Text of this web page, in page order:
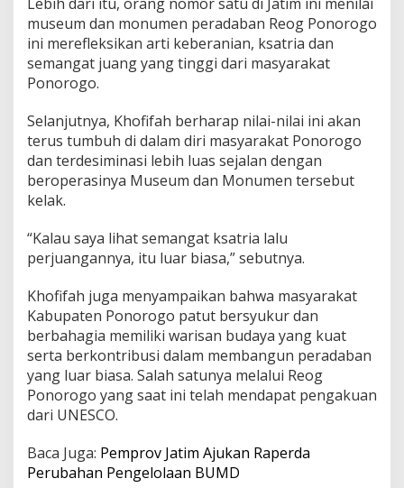
v
o
r
i
i
J
a
w
a
u
r
museum dan monumen peradaban Reog Ponorogo
ini merefleksikan arti keberanian, ksatria dan
semangat juang yang tinggi dari masyarakat
Ponorogo.
Selanjutnya, Khofifah berharap nilai-nilai ini akan
terus tumbuh di dalam diri masyarakat Ponorogo
dan terdesiminasi lebih luas sejalan dengan
beroperasinya Museum dan Monumen tersebut
kelak.
“Kalau saya lihat semangat ksatria lalu
perjuangannya, itu luar biasa,” sebutnya.
Khofifah juga menyampaikan bahwa masyarakat
Kabupaten Ponorogo patut bersyukur dan
berbahagia memiliki warisan budaya yang kuat
serta berkontribusi dalam membangun peradaban
yang luar biasa. Salah satunya melalui Reog
Ponorogo yang saat ini telah mendapat pengakuan
dari UNESCO.
Baca Juga: Pemprov Jatim Ajukan Raperda
Perubahan Pengelolaan BUMD